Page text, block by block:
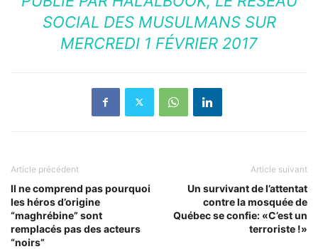
SOCIAL DES MUSULMANSSUR
MERCREDI 1 FÉVRIER 2017
Article précédent
Il ne comprend pas pourquoi
les héros d’origine
“maghrébine” sont
remplacés pas des acteurs
“noirs”
Article suivant
Un survivant de l’attentat
contre la mosquée de
Québec se confie: «C’est un
terroriste !»